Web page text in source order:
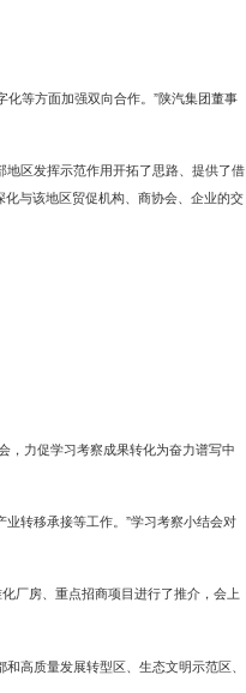
化等方面加强双向合作。”陕汽集团董事
区发挥示范作用开拓了思路、提供了借
与该地区贸促机构、商协会、企业的交
，力促学习考察成果转化为奋力谱写中
转移承接等工作。”学习考察小结会对
厂房、重点招商项目进行了推介，会上
高质量发展转型区、生态文明示范区、